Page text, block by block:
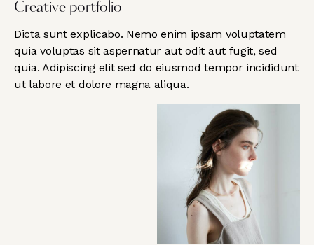
Creative portfolio
Dicta sunt explicabo. Nemo enim ipsam voluptatem
quia voluptas sit aspernatur aut odit aut fugit, sed
quia. Adipiscing elit sed do eiusmod tempor incididunt
ut labore et dolore magna aliqua.